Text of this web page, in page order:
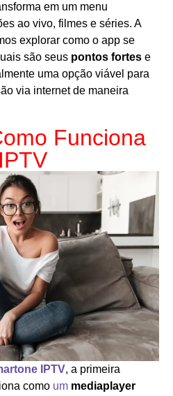
em um menu
ao vivo, filmes e séries. A
explorar como o app se
são seus pontos fortes e
uma opção viável para
via internet de maneira
Funciona
IPTV, a primeira
como um mediaplayer